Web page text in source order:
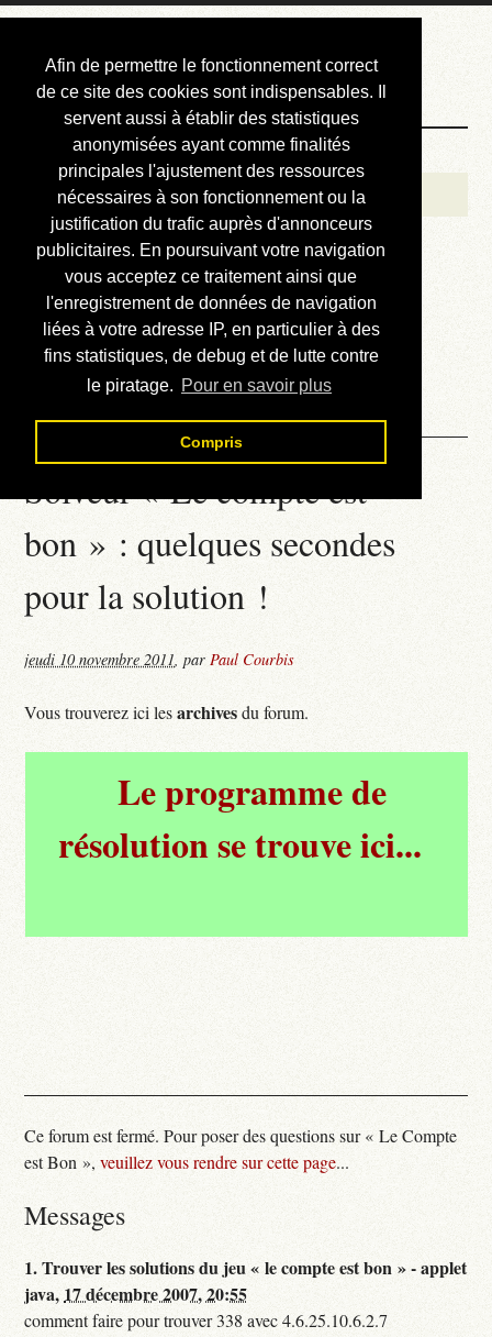
Afin de permettre le fonctionnement correct
de ce site des cookies sont indispensables. Il
servent aussi à établir des statistiques
anonymisées ayant comme finalités
principales l'ajustement des ressources
nécessaires à son fonctionnement ou la
justification du trafic auprès d'annonceurs
publicitaires. En poursuivant votre navigation
vous acceptez ce traitement ainsi que
l'enregistrement de données de navigation
liées à votre adresse IP, en particulier à des
fins statistiques, de debug et de lutte contre
le piratage. Pour en savoir plus
Compris
Courbis, « LE »
Blog Officiel
Bienvenue
Réalisations
Divers (et d’été)
Annonces
Liens externes
Téléchargement
Contact
Solveur « Le compte est
bon » : quelques secondes
pour la solution !
jeudi 10 novembre 2011,parPaul Courbis
Vous trouverez ici lesarchivesdu forum.
Le programme de
résolution se trouve ici...
Ce forum est fermé. Pour poser des questions sur « Le Compte
est Bon »,veuillez vous rendre sur cette page...
Messages
1.Trouver les solutions du jeu « le compte est bon » - applet
java, 17 décembre 2007, 20:55
comment faire pour trouver 338 avec 4.6.25.10.6.2.7